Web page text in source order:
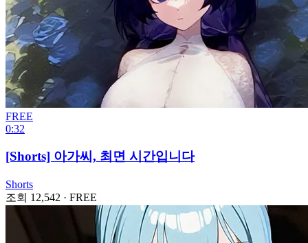
FREE
0:32
[Shorts] 아가씨, 최면 시간입니다
Shorts
조회 12,542 · FREE